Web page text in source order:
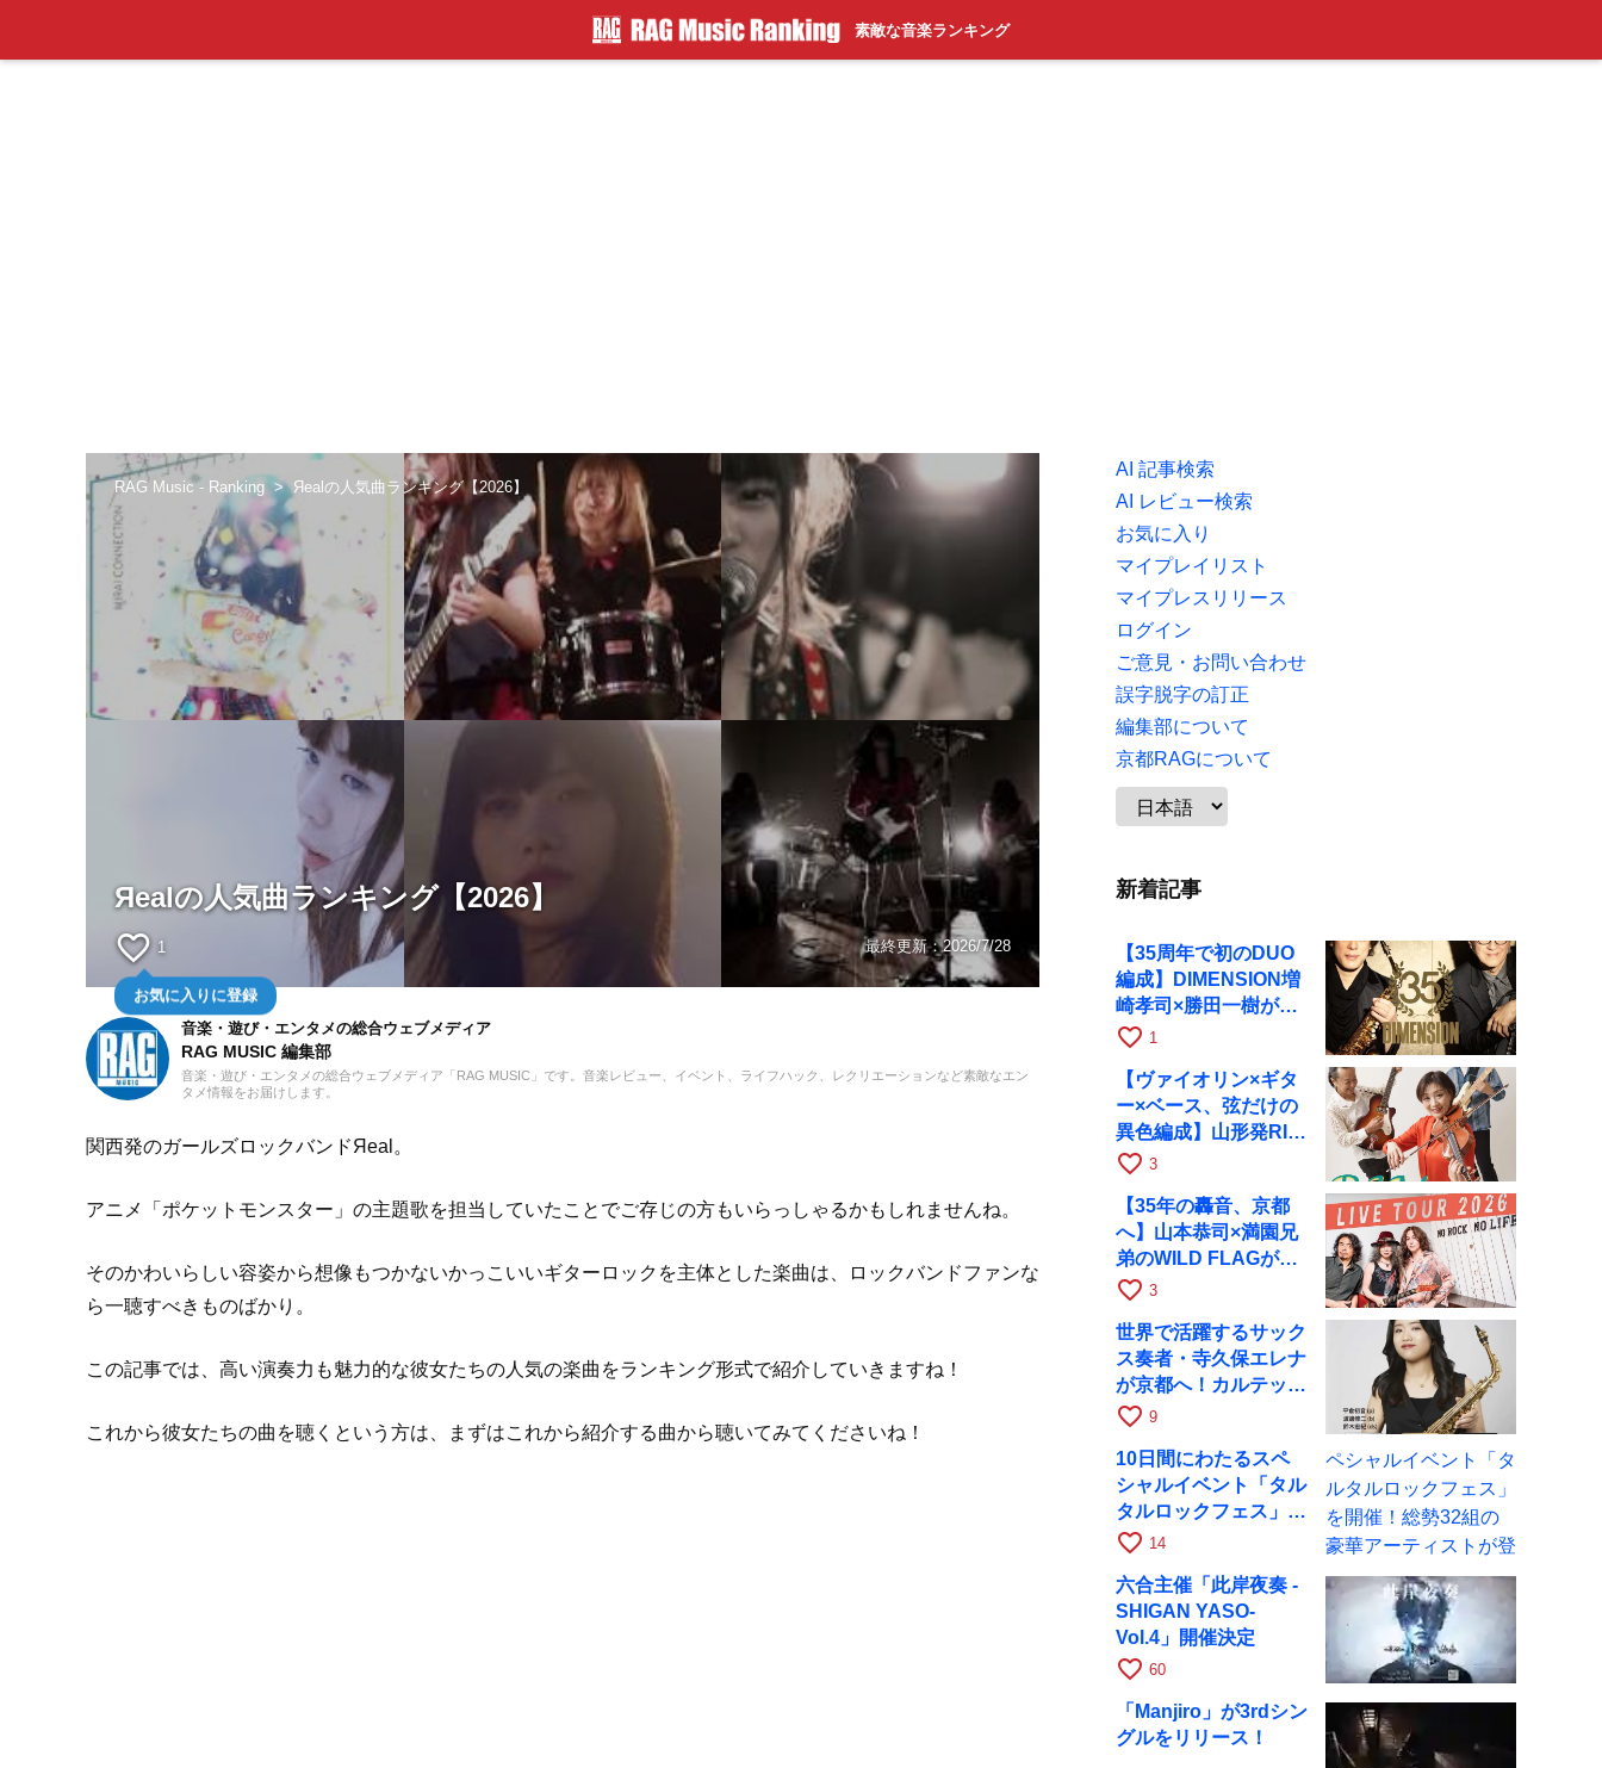
素敵な音楽ランキング
RAG Music - Ranking Яealの人気曲ランキング【2026】
Яealの人気曲ランキング【2026】
favorite_border 1
お気に入りに登録
最終更新：2026/7/28
音楽・遊び・エンタメの総合ウェブメディア
RAG MUSIC 編集部
音楽・遊び・エンタメの総合ウェブメディア「RAG MUSIC」です。音楽レビュー、イベント、ライフハック、レクリエーションなど素敵なエン
タメ情報をお届けします。
関西発のガールズロックバンドЯeal。
アニメ「ポケットモンスター」の主題歌を担当していたことでご存じの方もいらっしゃるかもしれませんね。
そのかわいらしい容姿から想像もつかないかっこいいギターロックを主体とした楽曲は、ロックバンドファンな
ら一聴すべきものばかり。
この記事では、高い演奏力も魅力的な彼女たちの人気の楽曲をランキング形式で紹介していきますね！
これから彼女たちの曲を聴くという方は、まずはこれから紹介する曲から聴いてみてくださいね！
AI 記事検索
AI レビュー検索
お気に入り
マイプレイリスト
マイプレスリリース
ログイン
ご意見・お問い合わせ
誤字脱字の訂正
編集部について
京都RAGについて
新着記事
【35周年で初のDUO
編成】DIMENSION増
崎孝司×勝田一樹が10
月11日に京都RAGへ
favorite_border 1
【ヴァイオリン×ギタ
ー×ベース、弦だけの
異色編成】山形発RIM
が初全国ツアーで8月
favorite_border 3
【35年の轟音、京都
へ】山本恭司×満園兄
弟のWILD FLAGが8
月6日にRAGでライブ
favorite_border 3
世界で活躍するサック
ス奏者・寺久保エレナ
が京都へ！カルテッ
ト・ツアー京都公演を
favorite_border 9
10日間にわたるスペ
シャルイベント「タル
タルロックフェス」を
開催！総勢32組の豪
favorite_border 14
六合主催「此岸夜奏 -
SHIGAN YASO-
Vol.4」開催決定
favorite_border 60
「Manjiro」が3rdシン
グルをリリース！